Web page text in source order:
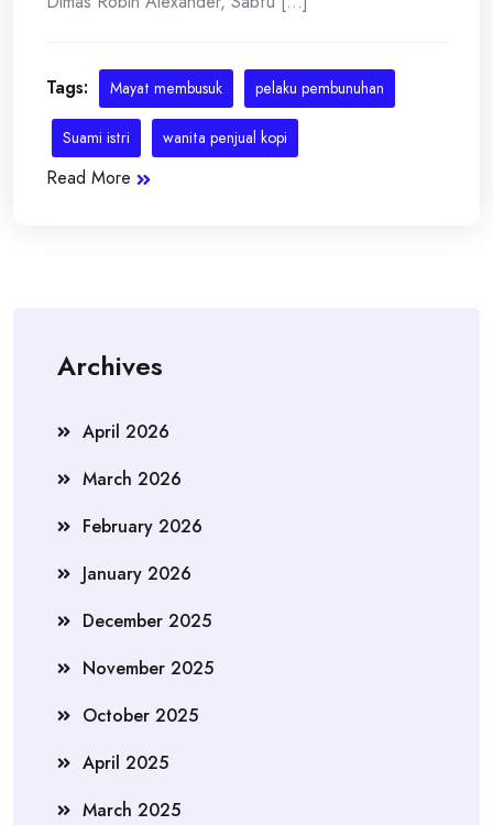
Tags: Mayat membusuk pelaku pembunuhan
Suami istri wanita penjual kopi
Read More
Archives
April 2026
March 2026
February 2026
January 2026
December 2025
November 2025
October 2025
April 2025
March 2025